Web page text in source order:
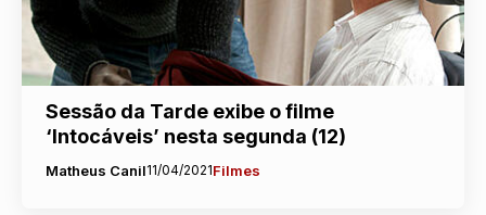
Sessão da Tarde exibe o filme
‘Intocáveis’ nesta segunda (12)
Matheus Canil11/04/2021Filmes